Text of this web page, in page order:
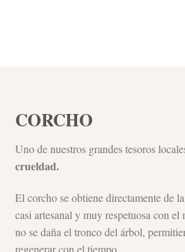
CORCHO
Uno de nuestros grandes tesoros
crueldad.
El corcho se obtiene directamente de la
casi artesanal y muy respetuosa con
no se daña el tronco del árbol,
regenerar con el tiempo.